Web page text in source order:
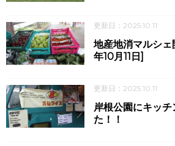
更新日：2025.10.11
地産地消マルシ
年10月11日]
更新日：2025.10.11
岸根公園にキッ
た！！